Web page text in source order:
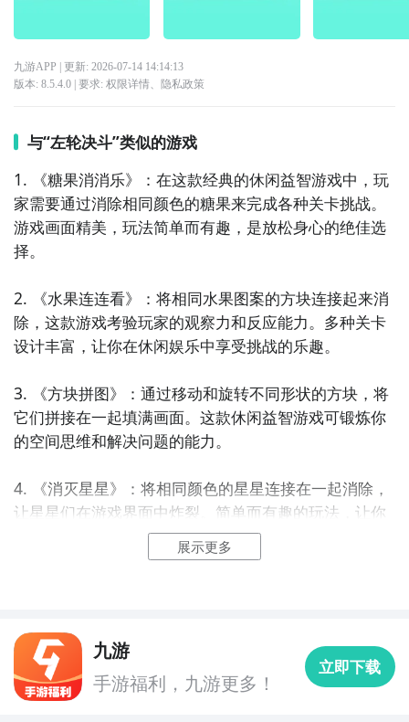
九游APP | 更新: 2026-07-14 14:14:13
版本: 8.5.4.0| 要求: 权限详情、 隐私政策
与“左轮决斗”类似的游戏
1. 《糖果消消乐》：在这款经典的休闲益智游戏中，玩
家需要通过消除相同颜色的糖果来完成各种关卡挑战。
游戏画面精美，玩法简单而有趣，是放松身心的绝佳选
择。
2. 《水果连连看》：将相同水果图案的方块连接起来消
除，这款游戏考验玩家的观察力和反应能力。多种关卡
设计丰富，让你在休闲娱乐中享受挑战的乐趣。
3. 《方块拼图》：通过移动和旋转不同形状的方块，将
它们拼接在一起填满画面。这款休闲益智游戏可锻炼你
的空间思维和解决问题的能力。
4. 《消灭星星》：将相同颜色的星星连接在一起消除，
让星星们在游戏界面中炸裂。简单而有趣的玩法，让你
在轻松的音乐节奏中享受游戏的乐趣。
单易上手，却有着无尽的策略和乐趣。
6. 《夹娃娃》：通过控制夹子的位置和抓取时机，尽可
能多地抓取娃娃，完成关卡目标。这款休闲益智游戏充
展示更多
九游
手游福利，九游更多！
立即下载